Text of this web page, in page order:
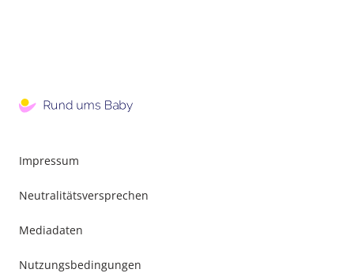
Impressum
Neutralitätsversprechen
Mediadaten
Nutzungsbedingungen